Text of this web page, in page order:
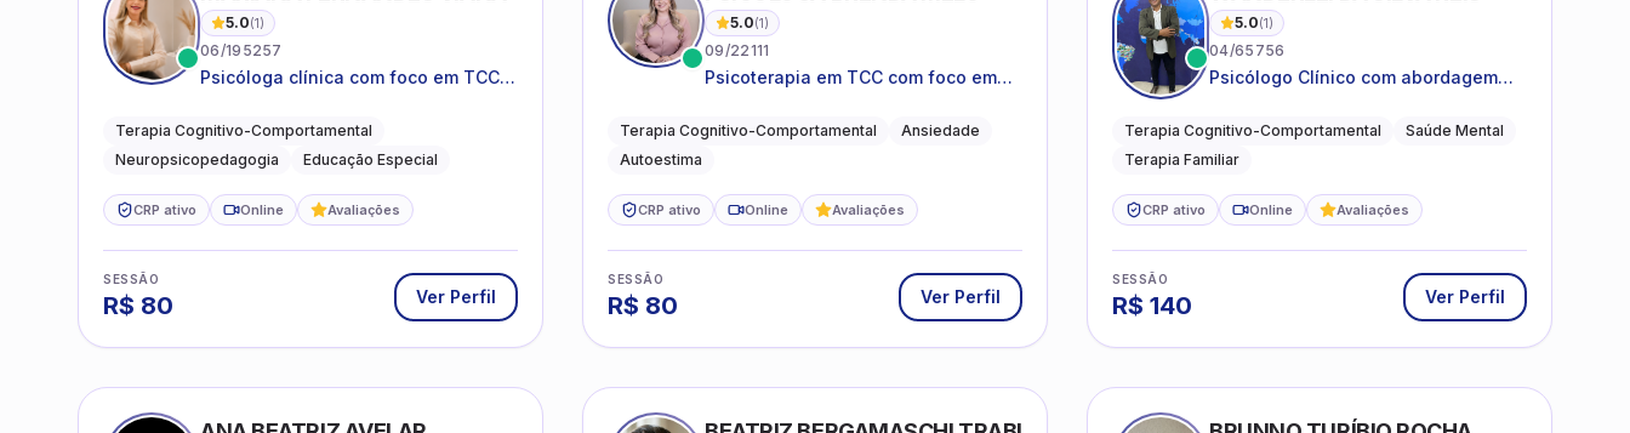
5.0(1)
06/195257
Psicóloga clínica com foco em TCC,
acompanhamento do
neurodesenvolvimento.
Terapia Cognitivo-Comportamental
Neuropsicopedagogia
Educação Especial
CRP ativo Online Avaliações
SESSÃO
R$ 80 Ver Perfil
5.0(1)
09/22111
Psicoterapia em TCC com foco em
práticas para o cotidiano
Terapia Cognitivo-Comportamental
Ansiedade
Autoestima
CRP ativo Online Avaliações
SESSÃO
R$ 80 Ver Perfil
5.0(1)
04/65756
Psicólogo Clínico com abordagem
e terapia sistêmica
Terapia Cognitivo-Comportamental
Saúde Mental
Terapia Familiar
CRP ativo Online Avaliações
SESSÃO
R$ 140 Ver Perfil